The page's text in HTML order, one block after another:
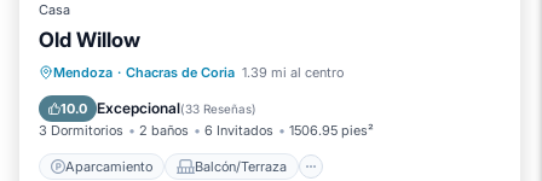
Casa
Old Willow
Mendoza · Chacras de Coria 1.39 mi al centro
10.0 Excepcional(33 Reseñas)
3 Dormitorios 2 baños 6 Invitados 1506.95 pies²
Aparcamiento Balcón/Terraza
Aparcamiento
Balcón/Terraza
Vistas
Aire acondicionado